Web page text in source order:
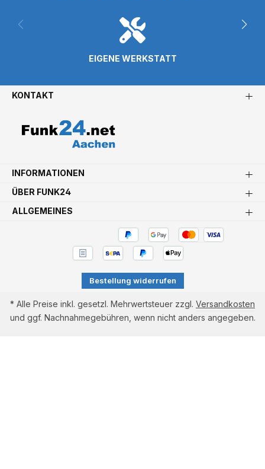
EIGENE WERKSTATT
KONTAKT
INFORMATIONEN
ÜBER FUNK24
ALLGEMEINES
Bestellung widerrufen
* Alle Preise inkl. gesetzl. Mehrwertsteuer zzgl. Versandkosten
und ggf. Nachnahmegebühren, wenn nicht anders angegeben.